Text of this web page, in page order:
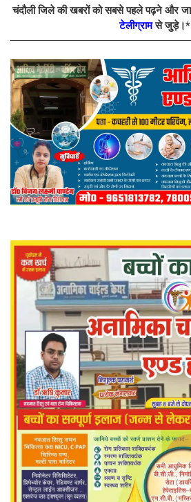
चंदौली जिले की खबरों को सबसे पहले पढ़ने और
टेलीग्रामसे जुड़े।*